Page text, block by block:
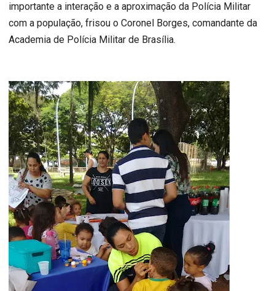
importante a interação e a aproximação da Polícia Militar
com a população, frisou o Coronel Borges, comandante da
Academia de Polícia Militar de Brasília.